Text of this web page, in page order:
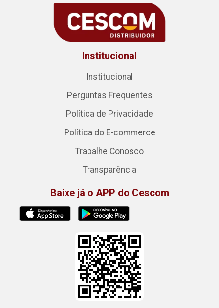
Institucional
Institucional
Perguntas Frequentes
Política de Privacidade
Política do E-commerce
Trabalhe Conosco
Transparência
Baixe já o APP do Cescom